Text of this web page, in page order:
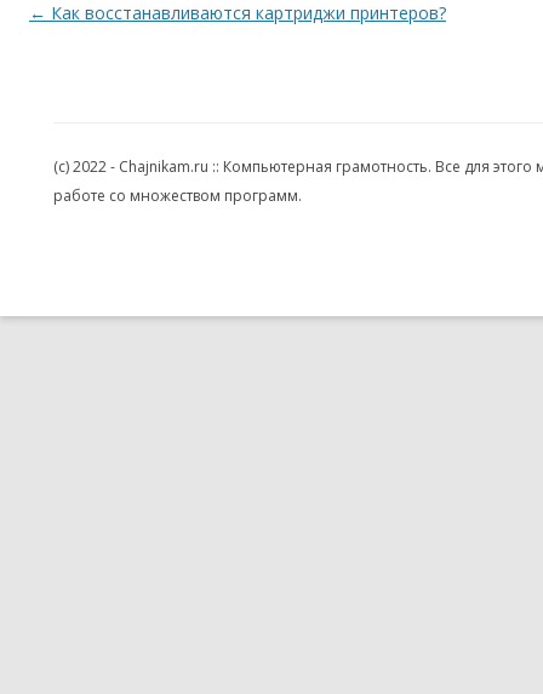
Навигация по записям
← Как восстанавливаются картриджи принтеров?
(c) 2022 - Chajnikam.ru :: Компьютерная грамотность. Все для
работе со множеством программ.